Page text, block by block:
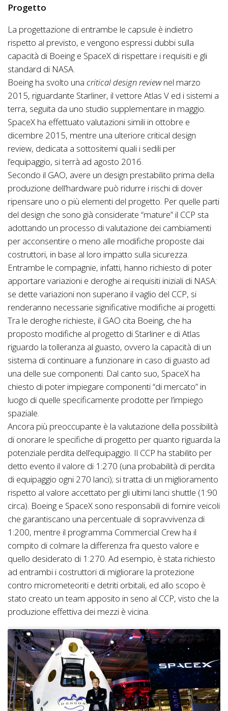
Progetto
La progettazione di entrambe le capsule è indietro
rispetto al previsto, e vengono espressi dubbi sulla
capacità di Boeing e SpaceX di rispettare i requisiti e gli
standard di NASA.
Boeing ha svolto una critical design reviewnel marzo
2015, riguardante Starliner, il vettore Atlas V ed i sistemi a
terra, seguita da uno studio supplementare in maggio.
SpaceX ha effettuato valutazioni simili in ottobre e
dicembre 2015, mentre una ulteriore critical design
review, dedicata a sottositemi quali i sedili per
l’equipaggio, si terrà ad agosto 2016.
Secondo il GAO, avere un design prestabilito prima della
produzione dell’hardware può ridurre i rischi di dover
ripensare uno o più elementi del progetto. Per quelle parti
del design che sono già considerate “mature” il CCP sta
adottando un processo di valutazione dei cambiamenti
per acconsentire o meno alle modifiche proposte dai
costruttori, in base al loro impatto sulla sicurezza.
Entrambe le compagnie, infatti, hanno richiesto di poter
apportare variazioni e deroghe ai requisiti iniziali di NASA:
se dette variazioni non superano il vaglio del CCP, si
renderanno necessarie significative modifiche ai progetti.
Tra le deroghe richieste, il GAO cita Boeing, che ha
proposto modifiche al progetto di Starliner e di Atlas
riguardo la tolleranza al guasto, ovvero la capacità di un
sistema di continuare a funzionare in caso di guasto ad
una delle sue componenti. Dal canto suo, SpaceX ha
chiesto di poter impiegare componenti “di mercato” in
luogo di quelle specificamente prodotte per l’impiego
spaziale.
Ancora più preoccupante è la valutazione della possibilità
di onorare le specifiche di progetto per quanto riguarda la
potenziale perdita dell’equipaggio. Il CCP ha stabilito per
detto evento il valore di 1:270 (una probabilità di perdita
di equipaggio ogni 270 lanci); si tratta di un miglioramento
rispetto al valore accettato per gli ultimi lanci shuttle (1:90
circa). Boeing e SpaceX sono responsabili di fornire veicoli
che garantiscano una percentuale di sopravvivenza di
1:200, mentre il programma Commercial Crew ha il
compito di colmare la differenza fra questo valore e
quello desiderato di 1:270. Ad esempio, è stata richiesto
ad entrambi i costruttori di migliorare la protezione
contro micrometeoriti e detriti orbitali, ed allo scopo è
stato creato un team apposito in seno al CCP, visto che la
produzione effettiva dei mezzi è vicina.